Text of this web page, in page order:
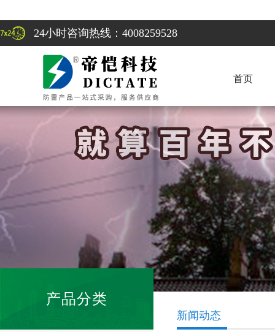
24小时咨询热线：4008259528
首页
产品分类
新闻动态